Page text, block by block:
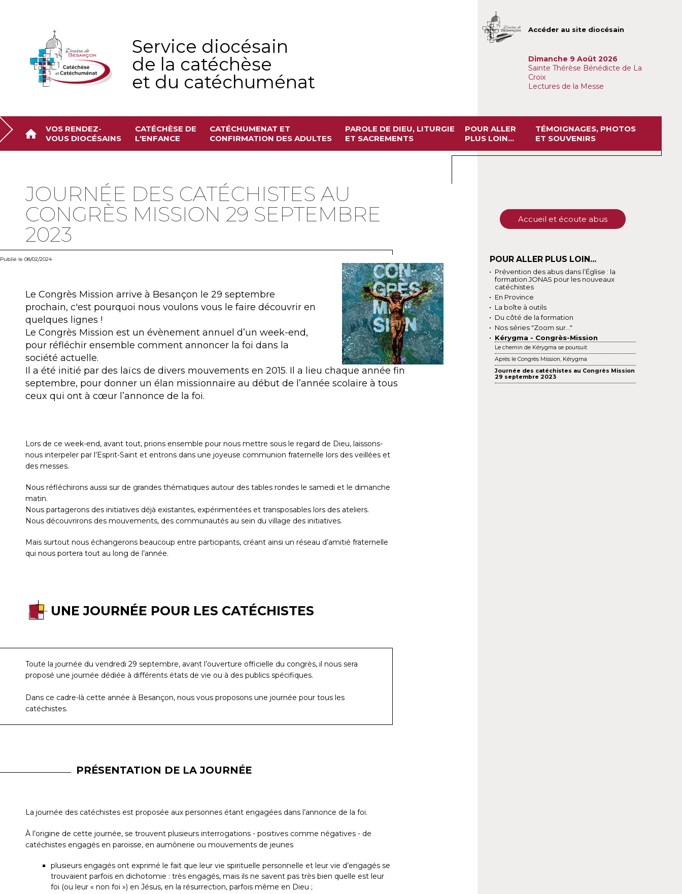
Accéder au site diocésain
Service diocésain
de la catéchèse
et du catéchuménat
Dimanche 9 Août 2026
Sainte Thérèse Bénédicte de La
Croix
Lectures de la Messe
VOS RENDEZ-
VOUS DIOCÉSAINS
CATÉCHÈSE DE
L'ENFANCE
CATÉCHUMENAT ET
CONFIRMATION DES ADULTES
PAROLE DE DIEU, LITURGIE
ET SACREMENTS
POUR ALLER
PLUS LOIN...
TÉMOIGNAGES, PHOTOS
ET SOUVENIRS
JOURNÉE DES CATÉCHISTES AU
CONGRÈS MISSION 29 SEPTEMBRE
2023
Publié le 08/02/2024
Le Congrès Mission arrive à Besançon le 29 septembre
prochain, c'est pourquoi nous voulons vous le faire découvrir en
quelques lignes !
Le Congrès Mission est un évènement annuel d’un week-end,
pour réfléchir ensemble comment annoncer la foi dans la
société actuelle.
Il a été initié par des laïcs de divers mouvements en 2015. Il a lieu chaque année fin
septembre, pour donner un élan missionnaire au début de l’année scolaire à tous
ceux qui ont à cœur l’annonce de la foi.
Lors de ce week-end, avant tout, prions ensemble pour nous mettre sous le regard de Dieu, laissons-
nous interpeler par l’Esprit-Saint et entrons dans une joyeuse communion fraternelle lors des veillées et
des messes.
Nous réfléchirons aussi sur de grandes thématiques autour des tables rondes le samedi et le dimanche
matin.
Nous partagerons des initiatives déjà existantes, expérimentées et transposables lors des ateliers.
Nous découvrirons des mouvements, des communautés au sein du village des initiatives.
Mais surtout nous échangerons beaucoup entre participants, créant ainsi un réseau d’amitié fraternelle
qui nous portera tout au long de l’année.
UNE JOURNÉE POUR LES CATÉCHISTES
Toute la journée du vendredi 29 septembre, avant l’ouverture officielle du congrès, il nous sera
proposé une journée dédiée à différents états de vie ou à des publics spécifiques.
Dans ce cadre-là cette année à Besançon, nous vous proposons une journée pour tous les
catéchistes.
PRÉSENTATION DE LA JOURNÉE
La journée des catéchistes est proposée aux personnes étant engagées dans l’annonce de la foi.
À l’origine de cette journée, se trouvent plusieurs interrogations - positives comme négatives - de
catéchistes engagés en paroisse, en aumônerie ou mouvements de jeunes
plusieurs engagés ont exprimé le fait que leur vie spirituelle personnelle et leur vie d’engagés se
trouvaient parfois en dichotomie : très engagés, mais ils ne savent pas très bien quelle est leur
foi (ou leur « non foi ») en Jésus, en la résurrection, parfois même en Dieu ;
Accueil et écoute abus
POUR ALLER PLUS LOIN...
Prévention des abus dans l’Église : la
formation JONAS pour les nouveaux
catéchistes
En Province
La boîte à outils
Du côté de la formation
Nos séries "Zoom sur..."
Kérygma - Congrès-Mission
Le chemin de Kérygma se poursuit
Après le Congrès Mission, Kérygma
Journée des catéchistes au Congrès Mission
29 septembre 2023